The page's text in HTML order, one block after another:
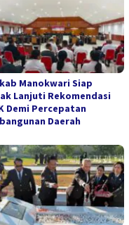
Manokwari Siap
Lanjuti Rekomendasi
Demi Percepatan
Daerah